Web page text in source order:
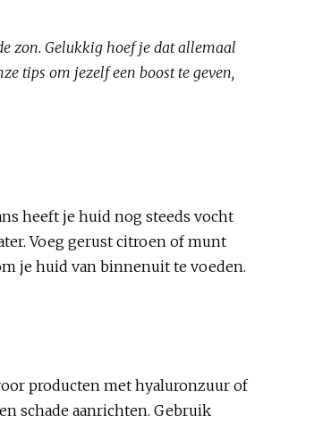
zon. Gelukkig hoef je dat allemaal
tips om jezelf een boost te geven,
heeft je huid nog steeds vocht
Voeg gerust citroen of munt
je huid van binnenuit te voeden.
producten met hyaluronzuur of
schade aanrichten. Gebruik